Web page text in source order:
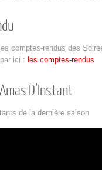
comptes-rendus des
ici : les comptes-rendus
D’Instant
de la dernière saison